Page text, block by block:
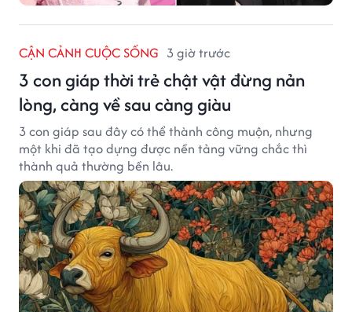
CẬN CẢNH CUỘC SỐNG 3 giờ trước
3 con giáp thời trẻ chật vật đừng nản
lòng, càng về sau càng giàu
3 con giáp sau đây có thể thành công muộn, nhưng
một khi đã tạo dựng được nền tảng vững chắc thì
thành quả thường bền lâu.